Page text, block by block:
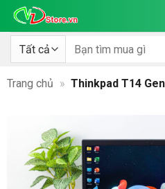
qua
dung
Tìm
kiếm:
Trang chủ » Thinkpad T14